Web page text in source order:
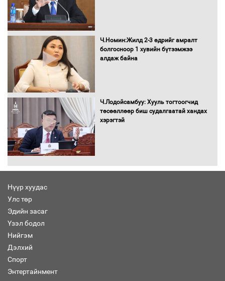
баримт
Ч.Номин:Жилд 2-3 өдрийг амралт
болгосноор 1 хувийн бүтээмжээ
алдаж байна
Ч.Лодойсамбуу: Хууль тогтоогчид
төсөөллөөр биш судалгаатай хандах
хэрэгтэй
Нүүр хуудас
Улс төр
Эдийн засаг
Үзэл бодол
Нийгэм
Дэлхий
Спорт
Энтертайнмент